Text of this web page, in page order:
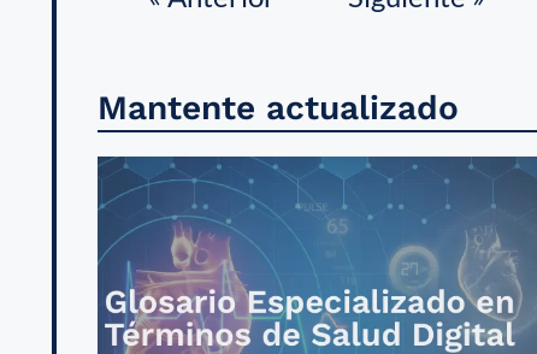
Mantente actualizado